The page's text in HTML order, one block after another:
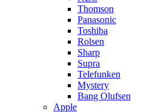
Thomson
Panasonic
Toshiba
Rolsen
Sharp
Supra
Telefunken
Mystery
Bang Olufsen
Apple